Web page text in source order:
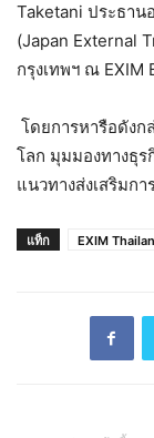
Taketani ประธาน
(Japan External
กรุงเทพฯ ณ EXIM
โดยการหารือดังก
โลก มุมมองทางธุ
แนวทางส่งเสริมก
แท็ก EXIM